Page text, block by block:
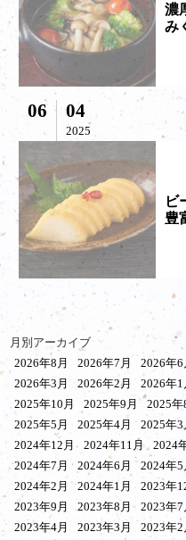
濃
み
06 04
2025
ビ
豊
月別アーカイブ
2026年8月
2026年7月 2026年6
2026年3月
2026年2月 2026年1
2025年10月
2025年9月 2025年
2025年5月
2025年4月 2025年3
2024年12月
2024年11月 2024
2024年7月
2024年6月 2024年5
2024年2月
2024年1月 2023年
2023年9月
2023年8月 2023年7
2023年4月
2023年3月 2023年2